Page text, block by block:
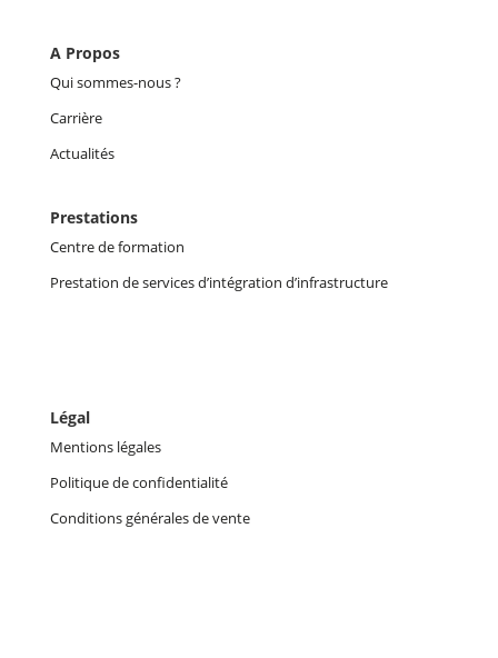
A Propos
Qui sommes-nous ?
Carrière
Actualités
Prestations
Centre de formation
Prestation de services d’intégration d’infrastructure
Légal
Mentions légales
Politique de confidentialité
Conditions générales de vente